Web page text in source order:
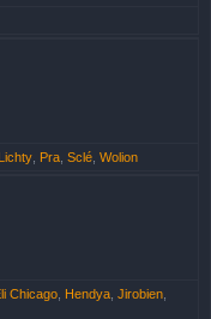
Lichty Pra Sclé Wolion
Chicago Hendya Jirobien